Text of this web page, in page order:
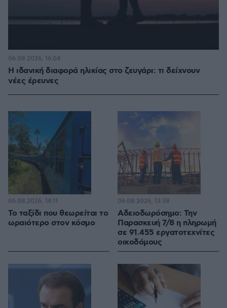
Η ιδανική διαφορά ηλικίας στο ζευγάρι: τι δείχνουν
νέες έρευνες
06.08.2026, 16:04
Το ταξίδι που θεωρείται το
ωραιότερο στον κόσμο
06.08.2026, 14:11
Αδειοδωρόσημο: Την
Παρασκευή 7/8 η πληρωμή
σε 91.455 εργατοτεχνίτες
οικοδόμους
06.08.2026, 13:38